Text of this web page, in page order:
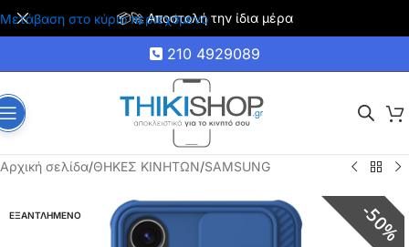
Μετάβαση στο κύριο περιεχόμενο
🚚 Δωρεάν μεταφορικά για αγορές άνω των 35€
210 4929089
Αρχική σελίδα/ΘΗΚΕΣ ΚΙΝΗΤΩΝ/SAMSUNG
ΕΞΑΝΤΛΗΜΕΝΟ 50%